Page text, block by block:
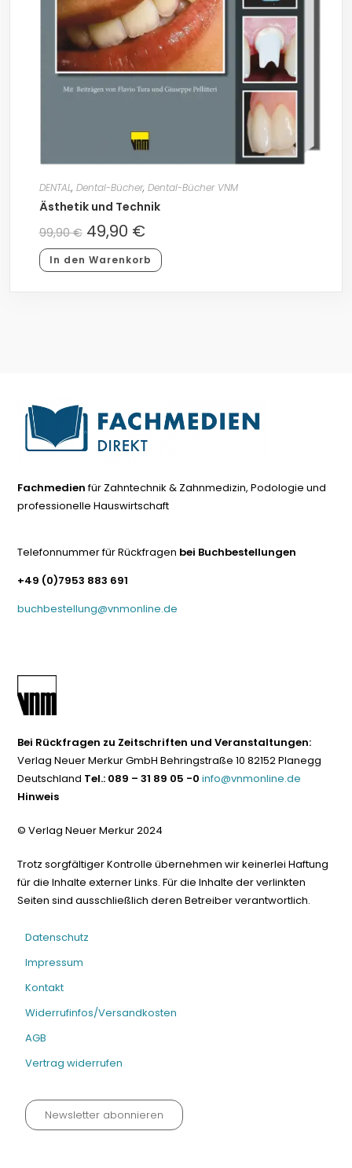
DENTAL, Dental-Bücher, Dental-Bücher VNM
Ästhetik und Technik
99,90€ 49,90 €
In den Warenkorb
Fachmedienfür Zahntechnik & Zahnmedizin, Podologie und
professionelle Hauswirtschaft
Telefonnummer für Rückfragen bei Buchbestellungen
+49 (0)7953 883 691
buchbestellung@vnmonline.de
Bei Rückfragen zu Zeitschriften und Veranstaltungen:
Verlag Neuer Merkur GmbH Behringstraße 10 82152 Planegg
Deutschland Tel.: 089 – 31 89 05 -0 info@vnmonline.de
Hinweis
© Verlag Neuer Merkur 2024
Trotz sorgfältiger Kontrolle übernehmen wir keinerlei Haftung
für die Inhalte externer Links. Für die Inhalte der verlinkten
Seiten sind ausschließlich deren Betreiber verantwortlich.
Datenschutz
Impressum
Kontakt
Widerrufinfos/Versandkosten
AGB
Vertrag widerrufen
Newsletter abonnieren